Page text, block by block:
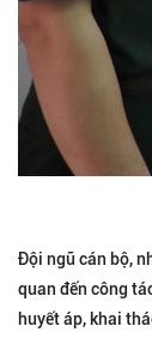
Đội ngũ cán bộ,
quan đến công
huyết áp, khai